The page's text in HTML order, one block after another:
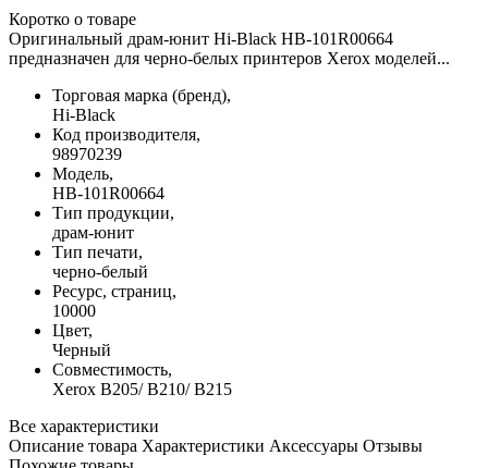
Коротко о товаре
Оригинальный драм-юнит Hi-Black HB-101R00664
предназначен для черно-белых принтеров Xerox моделей...
Торговая марка (бренд),
Hi-Black
Код производителя,
98970239
Модель,
HB-101R00664
Тип продукции,
драм-юнит
Тип печати,
черно-белый
Ресурс, страниц,
10000
Цвет,
Черный
Совместимость,
Xerox B205/ B210/ B215
Все характеристики
Описание товара Характеристики Аксессуары Отзывы